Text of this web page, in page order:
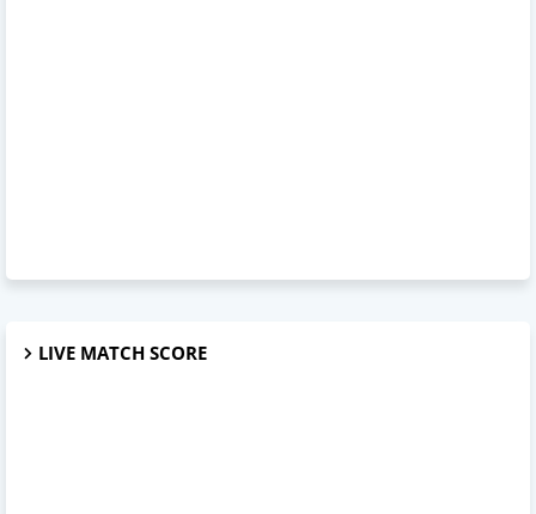
LIVE MATCH SCORE